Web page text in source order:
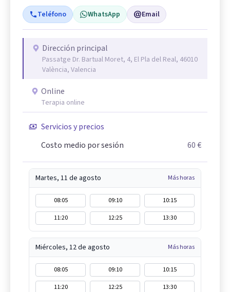
Teléfono WhatsApp Email
Dirección principal
Passatge Dr. Bartual Moret, 4, El Pla del Real, 46010
València, Valencia
Online
Terapia online
Servicios y precios
Costo medio por sesión
60 €
Martes, 11 de agosto Más horas
08:05 09:10
10:15
11:20
12:25 13:30
Miércoles, 12 de agosto Más horas
08:05 09:10
10:15
11:20
12:25 13:30